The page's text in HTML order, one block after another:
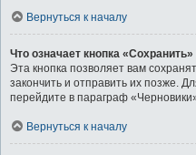
Вернуться к началу
Что означает кнопка
Эта кнопка позволяет вам
закончить и отправить их позже.
перейдите в параграф
Вернуться к началу